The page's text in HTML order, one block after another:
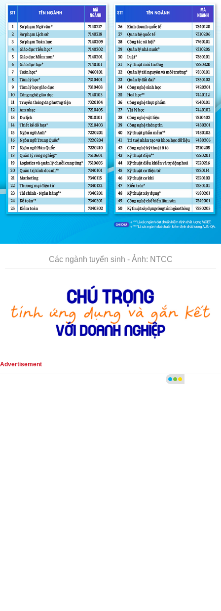
Các ngành tuyển sinh - Ảnh: NTCC
Advertisement